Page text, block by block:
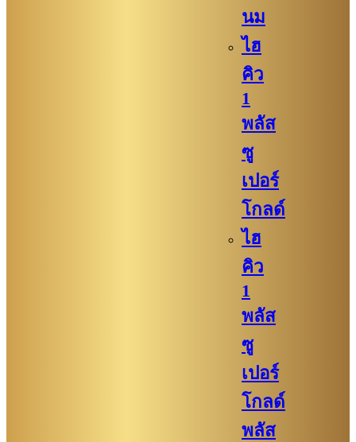
นม
ไฮ
คิว
1
พลัส
ซู
เปอร์
โกลด์
ไฮ
คิว
1
พลัส
ซู
เปอร์
โกลด์
พลัส